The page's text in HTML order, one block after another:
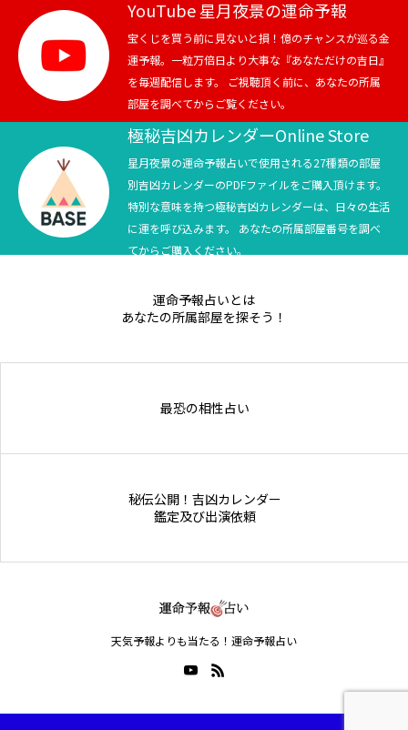
スポーツ
競馬
テニス四大大会・五輪
テニス四大大会・五輪
YouTube 星月夜景の運命予報
宝くじを買う前に見ないと損！億のチャンスが巡る金
運予報。一粒万倍日より大事な『あなただけの吉日』
を毎週配信します。 ご視聴頂く前に、あなたの所属
部屋を調べてからご覧ください。
極秘吉凶カレンダーOnline Store
星月夜景の運命予報占いで使用される27種類の部屋
別吉凶カレンダーのPDFファイルをご購入頂けます。
特別な意味を持つ極秘吉凶カレンダーは、日々の生活
に運を呼び込みます。 あなたの所属部屋番号を調べ
てからご購入ください。
運命予報占いとは
あなたの所属部屋を探そう！
最恐の相性占い
秘伝公開！吉凶カレンダー
鑑定及び出演依頼
天気予報よりも当たる！運命予報占い